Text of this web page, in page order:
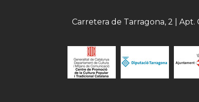
Carretera de Tarragona, 2 | Apt.